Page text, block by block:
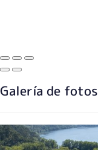
Galería de fotos